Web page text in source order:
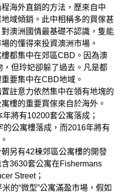
海外直銷的方法，歷來自中
域傾銷。此中相稱多的買傢甚
澳洲國情最基礎不認識，隻能
的懂得來投資澳洲市場。
集中在郊區CBD。因為澳
但玲妃卻躲了過去。凡是都
要集中在CBD地域。
意力依然集中在領有地塊的
樓的重要買傢來自於海外。
有10200套公寓落成；
的公寓樓落成，而2016年將有
有42棟郊區公寓樓的開發
3630套公寓在Fishermans
Street；
“微型”公寓滿盈市場，假如